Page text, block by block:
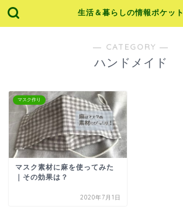
生活＆暮らしの情報ポケット
― CATEGORY ―
ハンドメイド
マスク作り
マスク素材に麻を使ってみた
｜その効果は？
2020年7月1日